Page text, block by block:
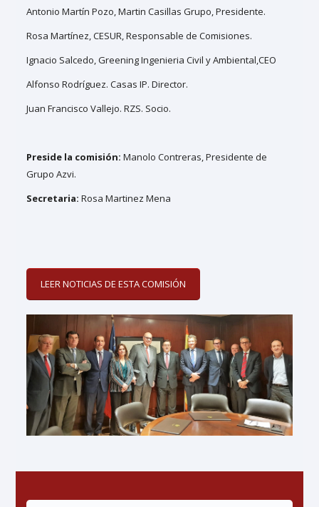
Antonio Martín Pozo, Martin Casillas Grupo, Presidente.
Rosa Martínez, CESUR, Responsable de Comisiones.
Ignacio Salcedo, Greening Ingenieria Civil y Ambiental,CEO
Alfonso Rodríguez. Casas IP. Director.
Juan Francisco Vallejo. RZS. Socio.
Preside la comisión: Manolo Contreras, Presidente de
Grupo Azvi.
Secretaria: Rosa Martinez Mena
LEER NOTICIAS DE ESTA COMISIÓN